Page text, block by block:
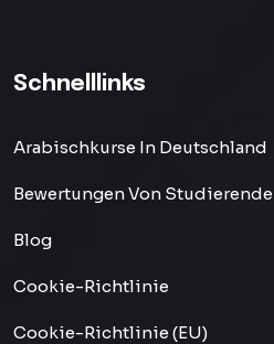
Schnelllinks
Arabischkurse In Deutschland
Bewertungen Von
Blog
Cookie-Richtlinie
Cookie-Richtlinie (EU)